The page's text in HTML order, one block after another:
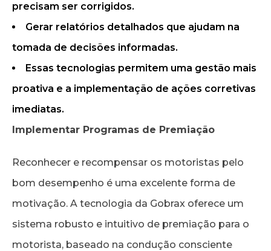
precisam ser corrigidos.
Gerar relatórios detalhados que ajudam na
tomada de decisões informadas.
Essas tecnologias permitem uma gestão mais
proativa e a implementação de ações corretivas
imediatas.
Implementar Programas de Premiação
Reconhecer e recompensar os motoristas pelo
bom desempenho é uma excelente forma de
motivação. A tecnologia da Gobrax oferece um
sistema robusto e intuitivo de premiação para o
motorista, baseado na condução consciente